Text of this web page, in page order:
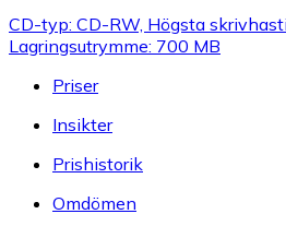
CD-typ: CD-RW, Högsta
Lagringsutrymme: 700 MB
Priser
Insikter
Prishistorik
Omdömen